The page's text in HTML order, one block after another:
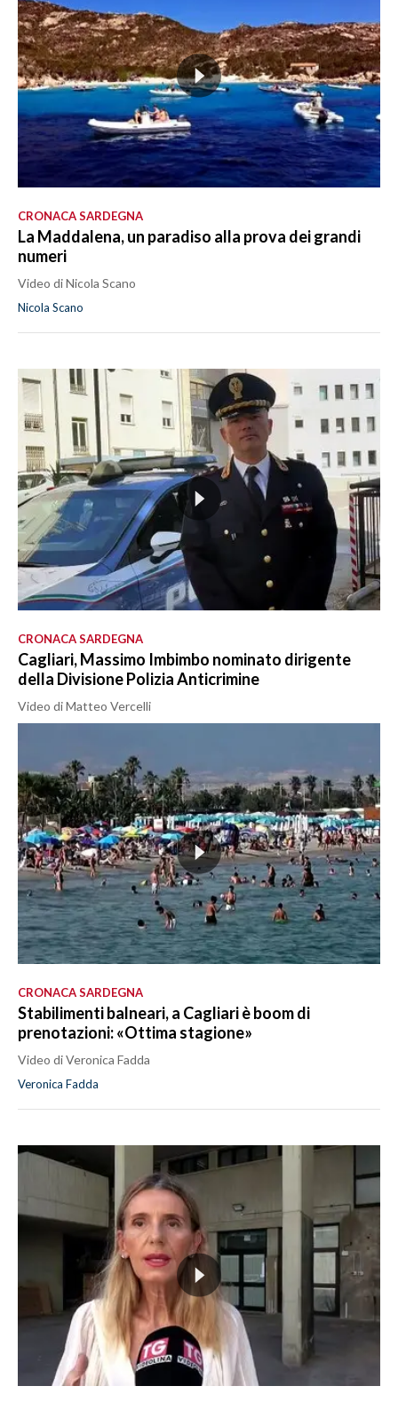
CRONACA SARDEGNA
La Maddalena, un paradiso alla prova dei grandi
numeri
Video di Nicola Scano
Nicola Scano
CRONACA SARDEGNA
Cagliari, Massimo Imbimbo nominato dirigente
della Divisione Polizia Anticrimine
Video di Matteo Vercelli
CRONACA SARDEGNA
Stabilimenti balneari, a Cagliari è boom di
prenotazioni: «Ottima stagione»
Video di Veronica Fadda
Veronica Fadda